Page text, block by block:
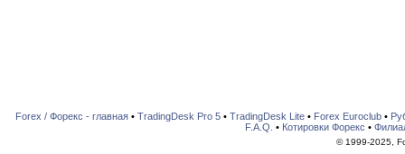
Forex / Форекс - главная• TradingDesk Pro 5• TradingDesk Lite• Forex Euroclub•
F.A.Q. • Котировки Форекс •
© 1999-2025,